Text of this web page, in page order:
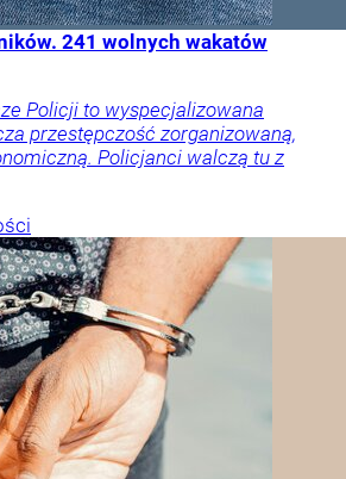
241 wolnych wakatów
Policji to wyspecjalizowana
przestępczość zorganizowaną,
Policjanci walczą tu z